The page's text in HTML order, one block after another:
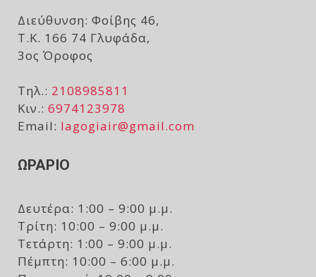
Διεύθυνση: Φοίβης 46,
Τ.Κ. 166 74 Γλυφάδα,
3ος Όροφος
Τηλ.: 2108985811
Κιν.: 6974123978
Email: lagogiair@gmail.com
ΩΡΑΡΙΟ
Δευτέρα: 1:00 – 9:00 μ.μ.
Τρίτη: 10:00 – 9:00 μ.μ.
Τετάρτη: 1:00 – 9:00 μ.μ.
Πέμπτη: 10:00 – 6:00 μ.μ.